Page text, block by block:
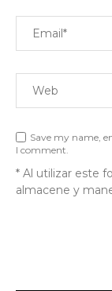
Save my name,
I comment.
* Al utilizar este
almacene y